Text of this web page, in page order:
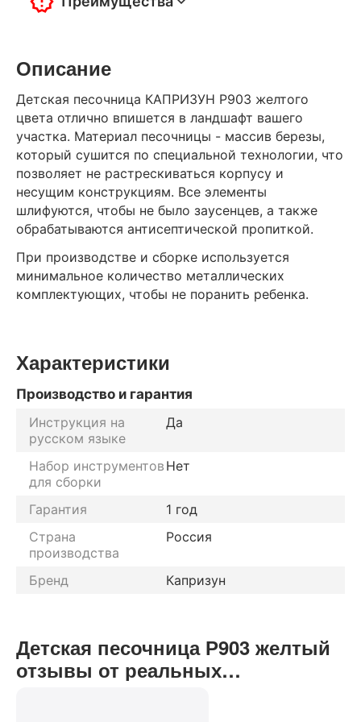
Описание
Детская песочница КАПРИЗУН Р903 желтого
цвета отлично впишется в ландшафт вашего
участка. Материал песочницы - массив березы,
который сушится по специальной технологии, что
позволяет не растрескиваться корпусу и
несущим конструкциям. Все элементы
шлифуются, чтобы не было заусенцев, а также
обрабатываются антисептической пропиткой.
При производстве и сборке используется
минимальное количество металлических
комплектующих, чтобы не поранить ребенка.
Характеристики
Производство и гарантия
Инструкция на
русском языке
Да
Набор инструментов
для сборки
Нет
Гарантия
1 год
Страна
производства
Россия
Бренд Капризун
Детская песочница Р903 желтый
отзывы от реальных